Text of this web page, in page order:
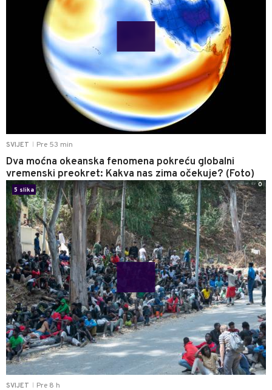
SVIJET Pre 53 min
Dva moćna okeanska fenomena pokreću globalni
vremenski preokret: Kakva nas zima očekuje? (Foto)
SVIJET Pre 8 h
5 slika
0